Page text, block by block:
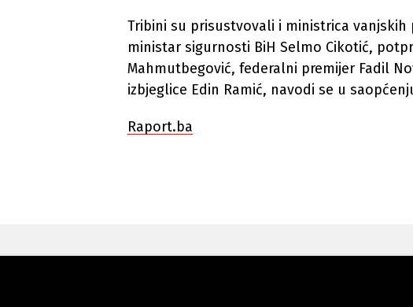
Tribini su prisustvovali i ministrica vanjskih
ministar sigurnosti BiH Selmo Cikotić,
Mahmutbegović, federalni premijer Fadil
izbjeglice Edin Ramić, navodi se u
Raport.ba